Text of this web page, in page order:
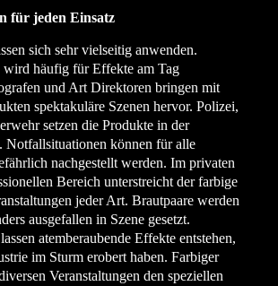
für jeden Einsatz
sich sehr vielseitig anwenden.
wird häufig für Effekte am Tag
und Art Direktoren bringen mit
spektakuläre Szenen hervor. Polizei,
setzen die Produkte in der
Notfallsituationen können für alle
nachgestellt werden. Im privaten
Bereich unterstreicht der farbige
jeder Art. Brautpaare werden
ausgefallen in Szene gesetzt.
atemberaubende Effekte entstehen,
im Sturm erobert haben. Farbiger
Veranstaltungen den speziellen